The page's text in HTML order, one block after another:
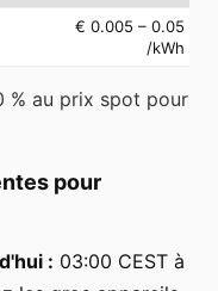
€ 0.005 – 0.05
/kWh
% au prix spot pour
pour
: 03:00 CEST à